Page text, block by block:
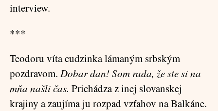
interview.
***
Teodoru víta cudzinka lámaným srbským
pozdravom. Dobar dan!Som rada, že ste si na
mňa našli čas. Prichádza z inej slovanskej
krajiny a zaujíma ju rozpad vzťahov na Balkáne.